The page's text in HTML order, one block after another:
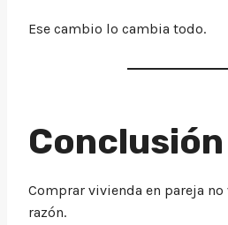
Ese cambio lo cambia todo.
Conclusión
Comprar vivienda en pareja
razón.